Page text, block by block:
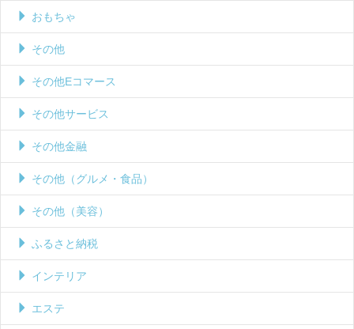
おもちゃ
その他
その他Eコマース
その他サービス
その他金融
その他（グルメ・食品）
その他（美容）
ふるさと納税
インテリア
エステ